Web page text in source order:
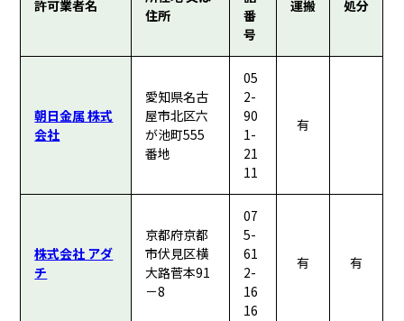
許可業者名
住所
番
号
運搬 処分
朝日金属 株式
会社
愛知県名古
屋市北区六
が池町555
番地
05
2-
90
1-
21
11
有
株式会社 アダ
チ
京都府京都
市伏見区横
大路菅本91
－8
07
5-
61
2-
16
16
有 有